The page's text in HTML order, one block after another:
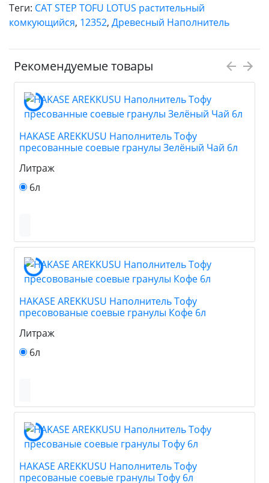
Теги: CAT STEP TOFU LOTUS растительный
комкующийся, 12352, Древесный Наполнитель
Рекомендуемые товары
HAKASE AREKKUSU Наполнитель Тофу
пресованные соевые гранулы Зелёный Чай 6л
Литраж
6л
HAKASE AREKKUSU Наполнитель Тофу
пресовованые соевые гранулы Кофе 6л
Литраж
6л
HAKASE AREKKUSU Наполнитель Тофу
пресованые соевые гранулы Тофу 6л